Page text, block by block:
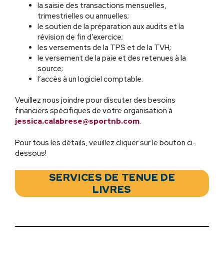
la saisie des transactions mensuelles,
trimestrielles ou annuelles;
le soutien de la préparation aux audits et la
révision de fin d’exercice;
les versements de la TPS et de la TVH;
le versement de la paie et des retenues à la
source;
l’accès à un logiciel comptable.
Veuillez nous joindre pour discuter des besoins
financiers spécifiques de votre organisation à
jessica.calabrese@sportnb.com.
Pour tous les détails, veuillez cliquer sur le bouton ci-
dessous!
SERVICES DE TENUE DE
LIVRES